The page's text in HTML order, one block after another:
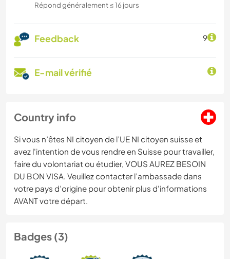
Répond généralement ≤ 16 jours
Feedback 9
E-mail vérifié
Country info
Si vous n’êtes NI citoyen de l’UE NI citoyen suisse et
avez l'intention de vous rendre en Suisse pour travailler,
faire du volontariat ou étudier, VOUS AUREZ BESOIN
DU BON VISA. Veuillez contacter l’ambassade dans
votre pays d’origine pour obtenir plus d'informations
AVANT votre départ.
Badges (3)